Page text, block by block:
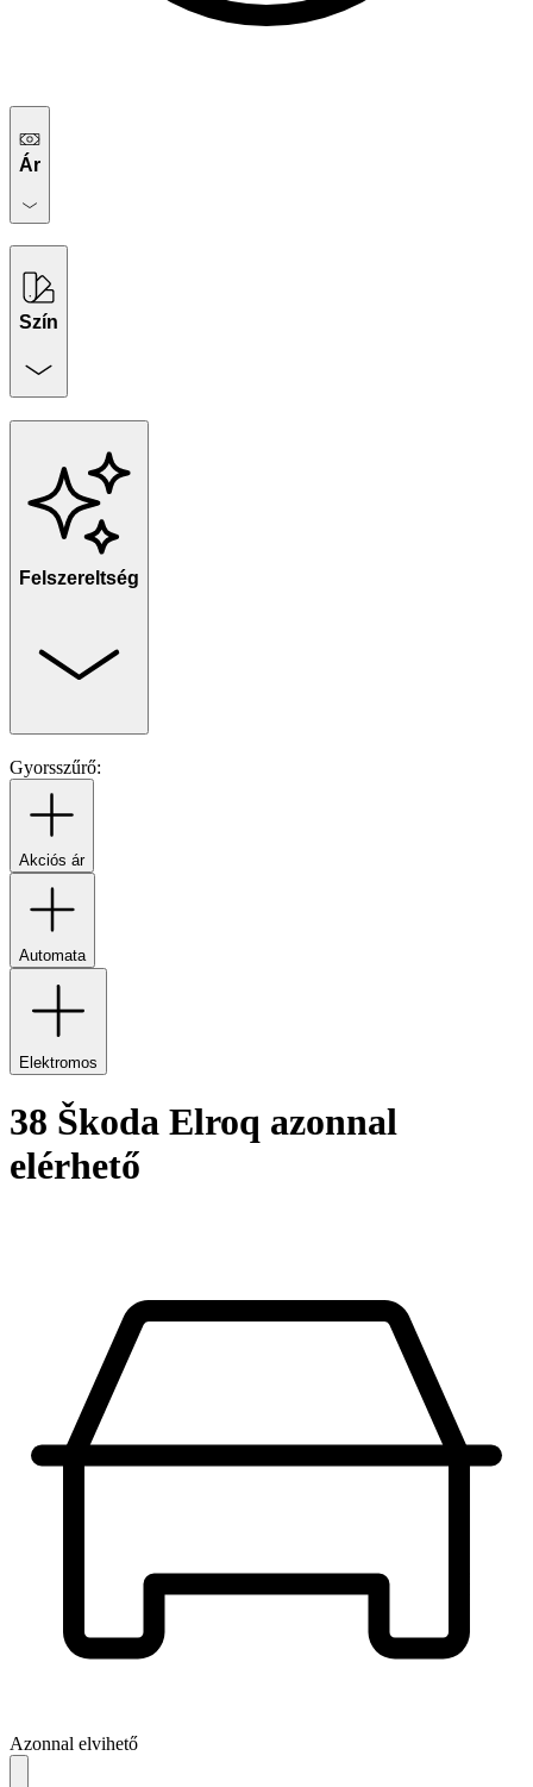
Ár
Szín
Felszereltség
Gyorsszűrő:
Akciós ár
Automata
Elektromos
38 Škoda Elroq azonnal
elérhető
Azonnal elvihető